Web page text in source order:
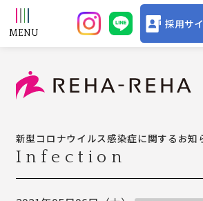
採用サ
新型コロナウイルス感染症に関するお知
Infection